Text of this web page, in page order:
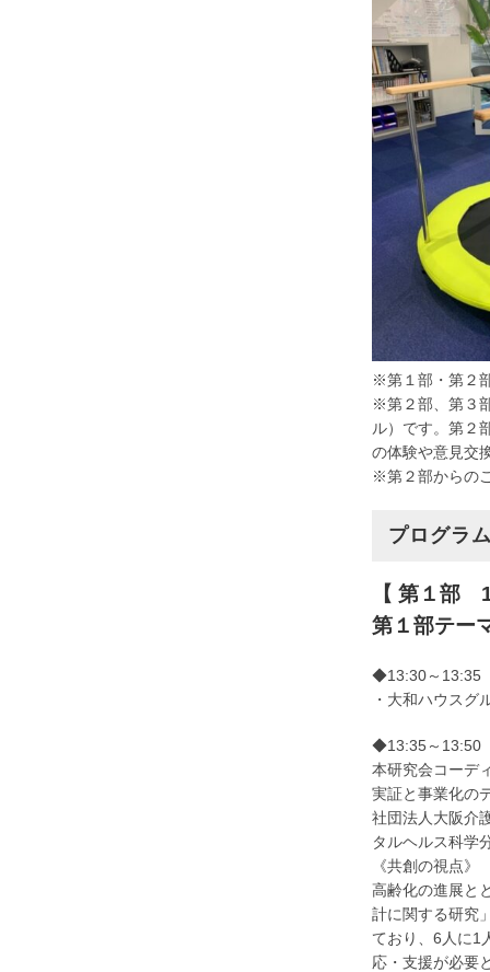
※第１部・第２
※第２部、第３
ル）です。第２
の体験や意見交
※第２部からの
プログラ
【 第１部
第１部テー
◆13:30～13:35
・大和ハウス
◆13:35～13:50
本研究会コーデ
実証と事業化の
社団法人大阪介
タルヘルス科
《共創の視点》
高齢化の進展と
計に関する研究
ており、6人に1
応・支援が必要